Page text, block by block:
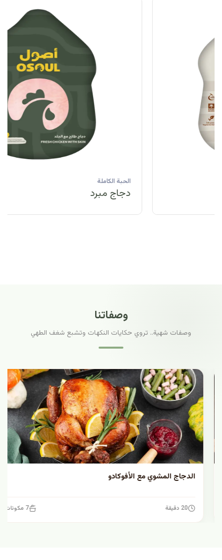
وصفاتنا
وصفات شهية.. تروي حكايات النكهات وتشبع شغف الطهي
الدجاج المشوي مع الأفوكادو
20 دقيقة